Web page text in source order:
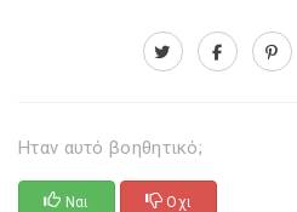
Ηταν αυτό βοηθητικό;
Ναι Οχι